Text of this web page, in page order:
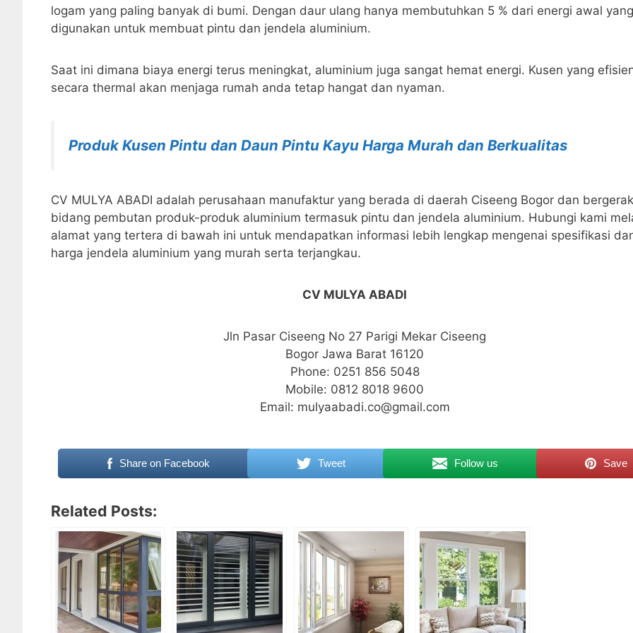
logam yang paling banyak di bumi. Dengan daur ulang hanya membutuhkan 5 % dari energi awal yang
digunakan untuk membuat pintu dan jendela aluminium.
Saat ini dimana biaya energi terus meningkat, aluminium juga sangat hemat energi. Kusen yang
secara thermal akan menjaga rumah anda tetap hangat dan nyaman.
Produk Kusen Pintu dan Daun Pintu Kayu Harga Murah dan Berkualitas
CV MULYA ABADI adalah perusahaan manufaktur yang berada di daerah Ciseeng Bogor dan
bidang pembutan produk-produk aluminium termasuk pintu dan jendela aluminium. Hubungi kami
alamat yang tertera di bawah ini untuk mendapatkan informasi lebih lengkap mengenai spesifikasi
harga jendela aluminium yang murah serta terjangkau.
CV MULYA ABADI
Jln Pasar Ciseeng No 27 Parigi Mekar Ciseeng
Bogor Jawa Barat 16120
Phone: 0251 856 5048
Mobile: 0812 8018 9600
Email: mulyaabadi.co@gmail.com
Share on Facebook Tweet Follow us Save
Related Posts: